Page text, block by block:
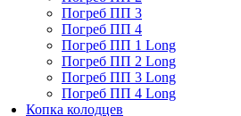
Погреб ПП 3
Погреб ПП 4
Погреб ПП 1 Long
Погреб ПП 2 Long
Погреб ПП 3 Long
Погреб ПП 4 Long
Копка колодцев